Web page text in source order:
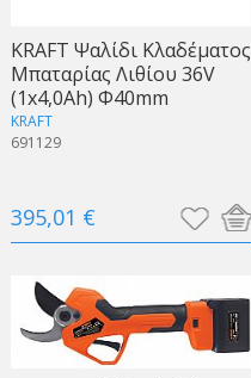
KRAFT Ψαλίδι Κλαδέματος
Μπαταρίας Λιθίου 36V
(1x4,0Ah) Φ40mm
KRAFT
691129
395,01 €